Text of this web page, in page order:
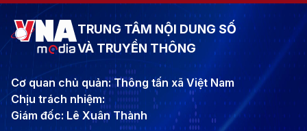
TRUNG TÂM NỘI DUNG SỐ
VÀ TRUYỀN THÔNG
Cơ quan chủ quản: Thông tấn xã Việt Nam
Chịu trách nhiệm:
Giám đốc: Lê Xuân Thành